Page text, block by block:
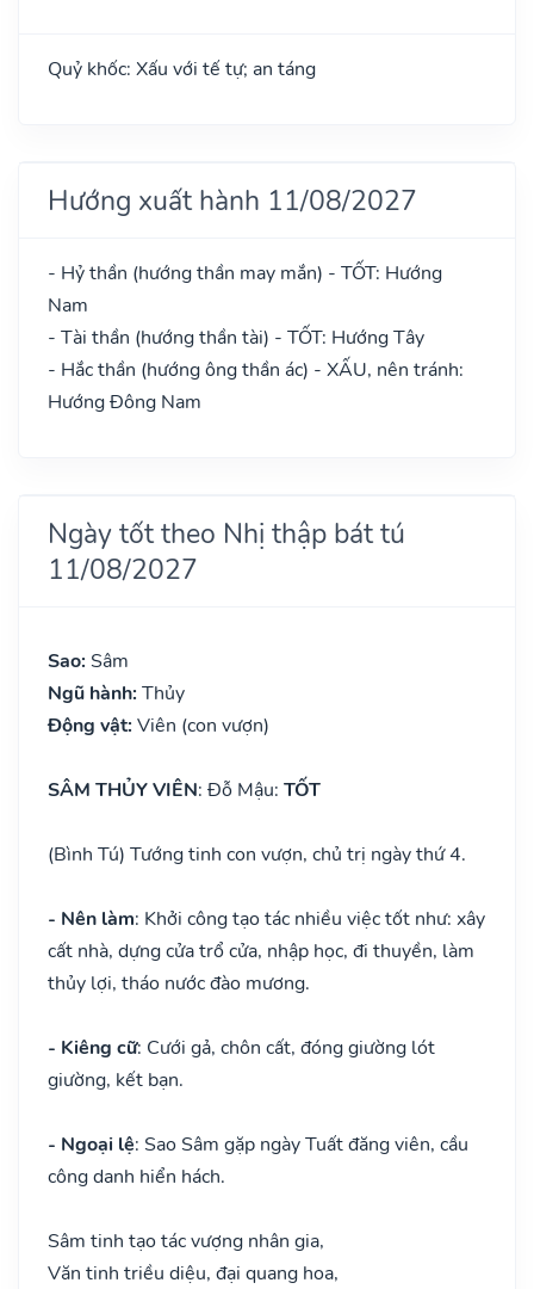
Quỷ khốc: Xấu với tế tự; an táng
Hướng xuất hành 11/08/2027
- Hỷ thần (hướng thần may mắn) - TỐT: Hướng
Nam
- Tài thần (hướng thần tài) - TỐT: Hướng Tây
- Hắc thần (hướng ông thần ác) - XẤU, nên tránh:
Hướng Đông Nam
Ngày tốt theo Nhị thập bát tú
11/08/2027
Sao: Sâm
Ngũ hành: Thủy
Động vật: Viên (con vượn)
SÂM THỦY VIÊN: Đỗ Mậu: TỐT
(Bình Tú) Tướng tinh con vượn, chủ trị ngày thứ 4.
- Nên làm: Khởi công tạo tác nhiều việc tốt như: xây
cất nhà, dựng cửa trổ cửa, nhập học, đi thuyền, làm
thủy lợi, tháo nước đào mương.
- Kiêng cữ: Cưới gả, chôn cất, đóng giường lót
giường, kết bạn.
- Ngoại lệ: Sao Sâm gặp ngày Tuất đăng viên, cầu
công danh hiển hách.
Sâm tinh tạo tác vượng nhân gia,
Văn tinh triều diệu, đại quang hoa,